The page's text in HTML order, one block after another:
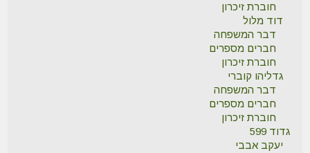
חוברת זיכרון
דוד מלול
דבר המשפחה
חברים מספרים
חוברת זיכרון
גדליהו קוברי
דבר המשפחה
חברים מספרים
חוברת זיכרון
גדוד 599
יעקב אבבי